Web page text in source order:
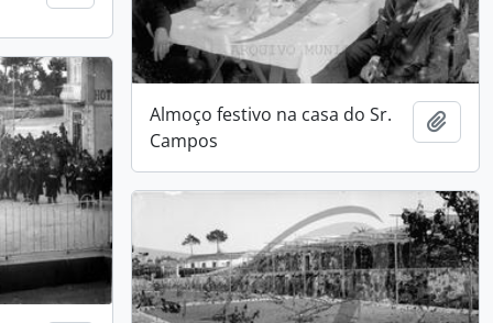
Almoço festivo na casa do Sr.
Campos
Add